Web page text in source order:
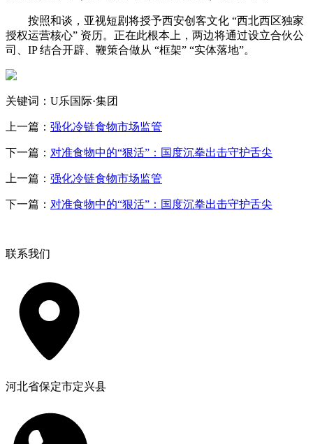
按照和谈，亚视短剧将授予西安创客文化 “西北西区独家
授权运营核心” 资历。正在此根本上，两边将通过设立合伙公
司、IP 结合开辟、鞭策合做从 “框架” “实体落地”。
关键词：U乐国际·集团
上一篇： 强化冷链食物市场监管
下一篇： 对准食物中的“狠活”：国度沉拳出击守护舌尖
上一篇： 强化冷链食物市场监管
下一篇： 对准食物中的“狠活”：国度沉拳出击守护舌尖
联系我们
河北省保定市定兴县